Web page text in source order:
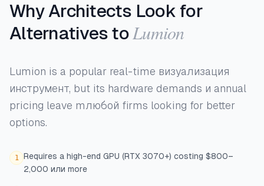
Why Architects Look for
Alternatives toLumion
Lumion is a popular real-time визуализация
инструмент, but its hardware demands и annual
pricing leave mлюбой firms looking for better
options.
1
Requires a high-end GPU (RTX 3070+) costing $800–
2,000 или more